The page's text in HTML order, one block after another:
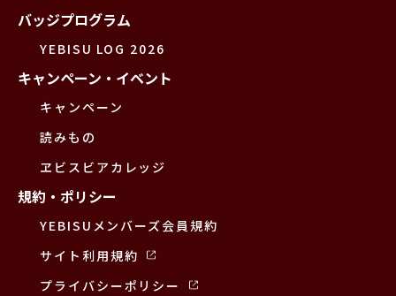
バッジプログラム
YEBISU LOG 2026
キャンペーン・イベント
キャンペーン
読みもの
ヱビスビアカレッジ
規約・ポリシー
YEBISUメンバーズ会員規約
サイト利用規約
プライバシーポリシー